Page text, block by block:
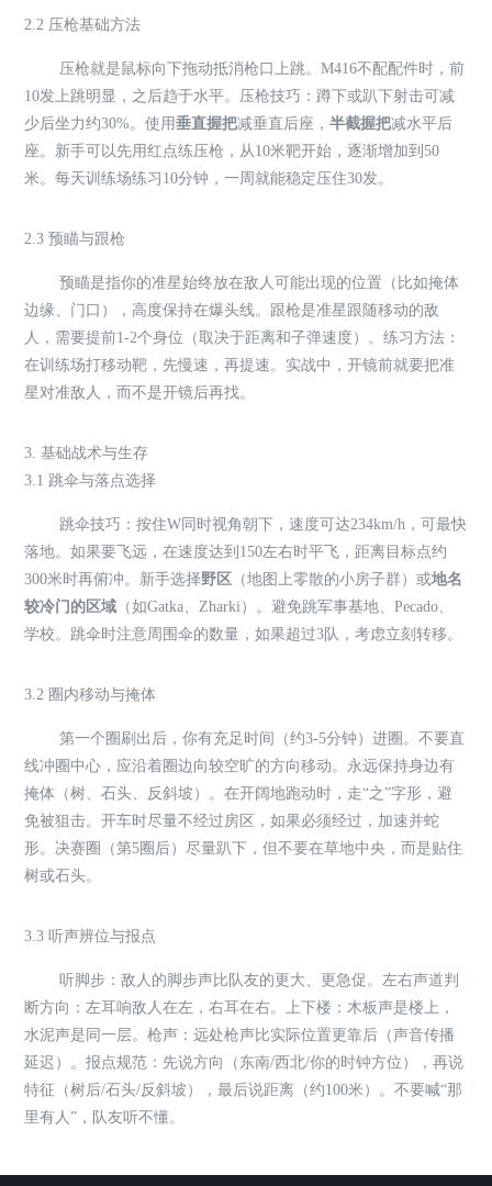
2.2 压枪基础方法
压枪就是鼠标向下拖动抵消枪口上跳。M416不配配件时，前
10发上跳明显，之后趋于水平。压枪技巧：蹲下或趴下射击可减
少后坐力约30%。使用垂直握把减垂直后座，半截握把减水平后
座。新手可以先用红点练压枪，从10米靶开始，逐渐增加到50
米。每天训练场练习10分钟，一周就能稳定压住30发。
2.3 预瞄与跟枪
预瞄是指你的准星始终放在敌人可能出现的位置（比如掩体
边缘、门口），高度保持在爆头线。跟枪是准星跟随移动的敌
人，需要提前1-2个身位（取决于距离和子弹速度）。练习方法：
在训练场打移动靶，先慢速，再提速。实战中，开镜前就要把准
星对准敌人，而不是开镜后再找。
3. 基础战术与生存
3.1 跳伞与落点选择
跳伞技巧：按住W同时视角朝下，速度可达234km/h，可最快
落地。如果要飞远，在速度达到150左右时平飞，距离目标点约
300米时再俯冲。新手选择野区 （地图上零散的小房子群）或地名
较冷门的区域 （如Gatka、Zharki）。避免跳军事基地、Pecado、
学校。跳伞时注意周围伞的数量，如果超过3队，考虑立刻转移。
3.2 圈内移动与掩体
第一个圈刷出后，你有充足时间（约3-5分钟）进圈。不要直
线冲圈中心，应沿着圈边向较空旷的方向移动。永远保持身边有
掩体（树、石头、反斜坡）。在开阔地跑动时，走“之”字形，避
免被狙击。开车时尽量不经过房区，如果必须经过，加速并蛇
形。决赛圈（第5圈后）尽量趴下，但不要在草地中央，而是贴住
树或石头。
3.3 听声辨位与报点
听脚步：敌人的脚步声比队友的更大、更急促。左右声道判
断方向：左耳响敌人在左，右耳在右。上下楼：木板声是楼上，
水泥声是同一层。枪声：远处枪声比实际位置更靠后（声音传播
延迟）。报点规范：先说方向（东南/西北/你的时钟方位），再说
特征（树后/石头/反斜坡），最后说距离（约100米）。不要喊“那
里有人”，队友听不懂。